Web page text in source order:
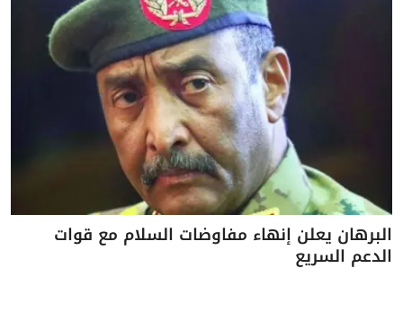
البرهان يعلن إنهاء مفاوضات السلام مع قوات
الدعم السريع